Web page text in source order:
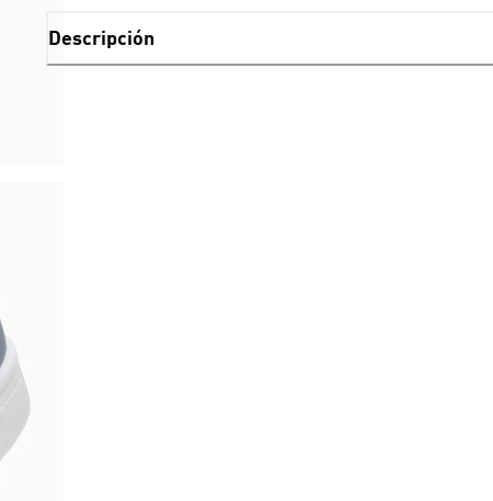
Descripción